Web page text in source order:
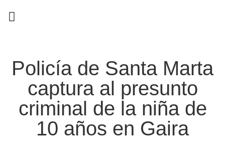
Policía de Santa Marta
captura al presunto
criminal de la niña de
10 años en Gaira